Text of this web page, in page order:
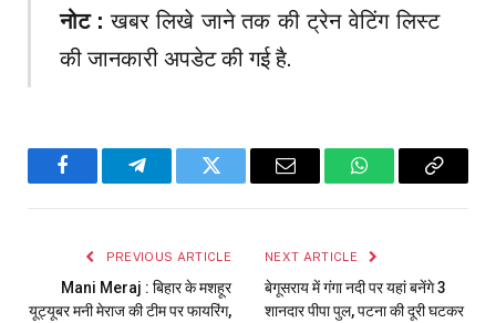
नोट : खबर लिखे जाने तक की ट्रेन वेटिंग लिस्ट
की जानकारी अपडेट की गई है.
FacebookTelegramTwitter Email WhatsAppCopy
PREVIOUS ARTICLE
Mani Meraj : बिहार के मशहूर
यूट्यूबर मनी मेराज की टीम पर फायरिंग,
NEXT ARTICLE
बेगूसराय में गंगा नदी पर यहां बनेंगे 3
शानदार पीपा पुल, पटना की दूरी घटकर